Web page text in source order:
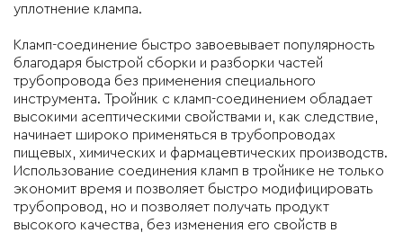
уплотнение клампа.
Кламп-соединение быстро завоевывает популярность
благодаря быстрой сборки и разборки частей
трубопровода без применения специального
инструмента. Тройник с кламп-соединением обладает
высокими асептическими свойствами и, как следствие,
начинает широко применяться в трубопроводах
пищевых, химических и фармацевтических производств.
Использование соединения кламп в тройнике не только
экономит время и позволяет быстро модифицировать
трубопровод, но и позволяет получать продукт
высокого качества, без изменения его свойств в